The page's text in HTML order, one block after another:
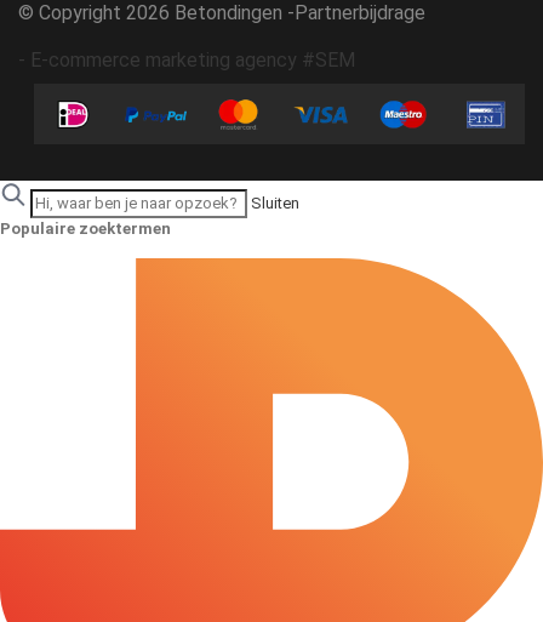
© Copyright 2026 Betondingen - Partnerbijdrage
- E-commerce marketing agency #SEM
Sluiten
Populaire zoektermen